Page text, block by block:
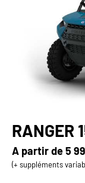
RANGER
A partir de5
(+ suppléments